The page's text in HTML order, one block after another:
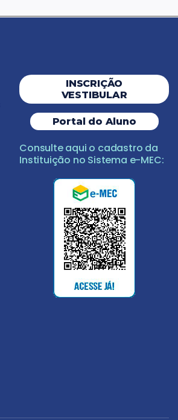
INSCRIÇÃO
VESTIBULAR
Portal do Aluno
Consulte aqui o cadastro da
Instituição no Sistema e-MEC: